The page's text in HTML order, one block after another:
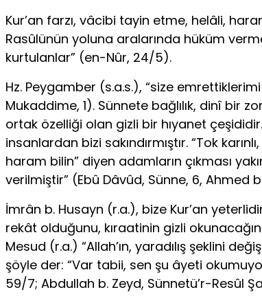
Kur’an farzı, vâcibi tayin etme, helâli,
Rasûlünün yoluna aralarında hüküm
kurtulanlar” (en-Nûr, 24/5).
Hz. Peygamber (s.a.s.), “size
Mukaddime, 1). Sünnete bağlılık, dinî bir
ortak özelliği olan gizli bir hıyanet
insanlardan bizi sakındırmıştır. “Tok
haram bilin” diyen adamların çıkması
verilmiştir” (Ebû Dâvûd, Sünne, 6, Ahmed b.
İmrân b. Husayn (r.a.), bize Kur’an
rekât olduğunu, kıraatinin gizli
Mesud (r.a.) “Allah’ın, yaradılış şeklini
şöyle der: “Var tabii, sen şu âyeti
59/7; Abdullah b. Zeyd, Sünnetü’r-Resûl